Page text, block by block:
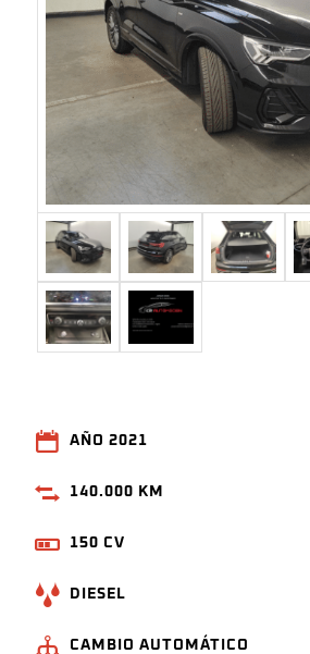
AÑO 2021
140.000 KM
150 CV
DIESEL
CAMBIO AUTOMÁTICO